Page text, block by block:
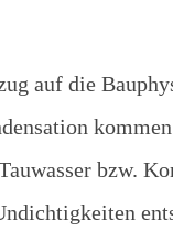
auf die
bzw.